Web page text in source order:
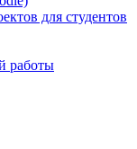
для студентов
работы